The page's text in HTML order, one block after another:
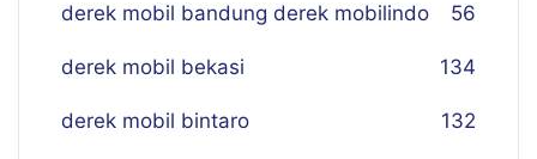
derek mobil bandung derek mobilindo 56
derek mobil bekasi 134
derek mobil bintaro 132